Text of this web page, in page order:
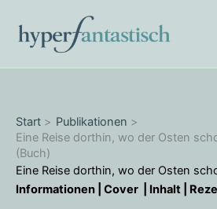
Inhalt
springen
Start
Publikationen
Eine Reise dorthin, wo der Osten
(Buch)
Eine Reise dorthin, wo der Osten
Informationen
Cover Inhalt